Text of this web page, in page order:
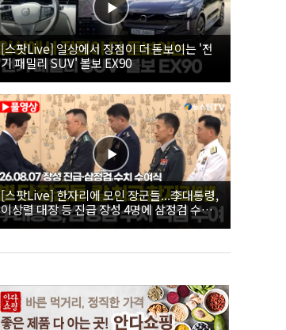
[스팟Live] 일상에서 장점이 더 돋보이는 '전
기 패밀리 SUV' 볼보 EX90
[스팟Live] 한자리에 모인 장군들...李대통령,
이상렬 대장 등 진급 장성 4명에 삼정검 수치
직접 수여｜26.08.07 장성 진급·삼정검 수치